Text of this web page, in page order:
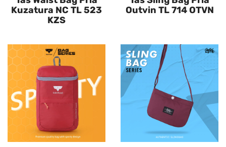
Kuzatura NC TL 523
KZS
Outvin TL 714 OTVN